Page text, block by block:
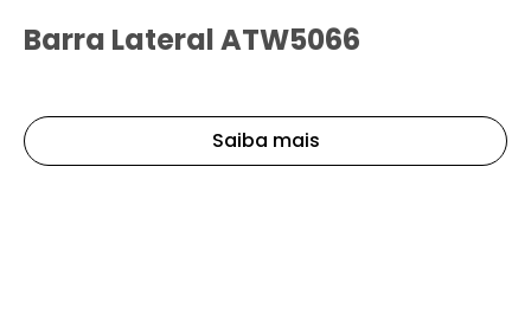
Barra Lateral ATW5066
Saiba mais